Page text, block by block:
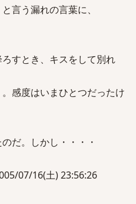
言う漏れの言葉に、
すとき、キスをして別れ
感度はいまひとつだったけ
だ。しかし・・・・
07/16(土) 23:56:26